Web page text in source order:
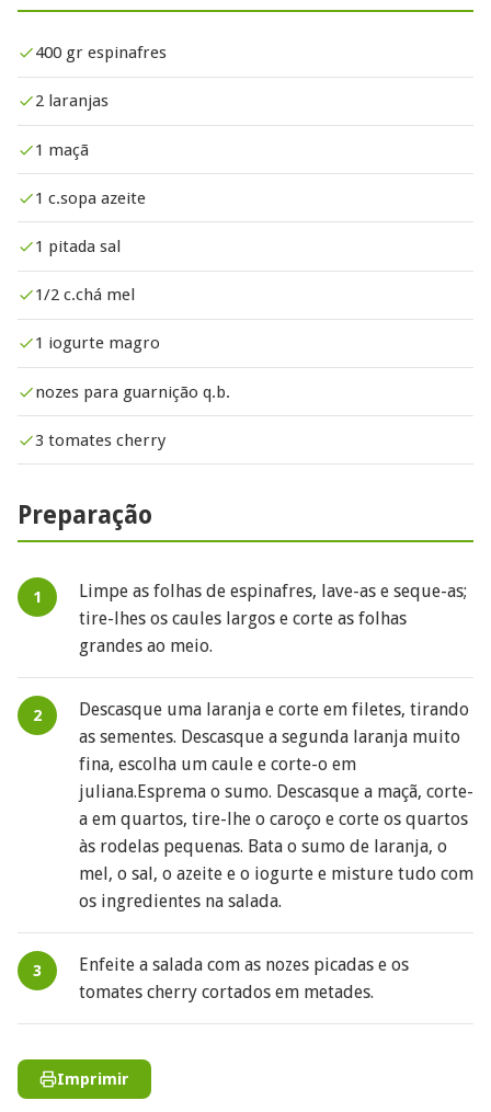
400 gr espinafres
2 laranjas
1 maçã
1 c.sopa azeite
1 pitada sal
1/2 c.chá mel
1 iogurte magro
nozes para guarnição q.b.
3 tomates cherry
Preparação
Limpe as folhas de espinafres, lave-as e seque-as;
tire-lhes os caules largos e corte as folhas
grandes ao meio.
Descasque uma laranja e corte em filetes, tirando
as sementes. Descasque a segunda laranja muito
fina, escolha um caule e corte-o em
juliana.Esprema o sumo. Descasque a maçã, corte-
a em quartos, tire-lhe o caroço e corte os quartos
às rodelas pequenas. Bata o sumo de laranja, o
mel, o sal, o azeite e o iogurte e misture tudo com
os ingredientes na salada.
Enfeite a salada com as nozes picadas e os
tomates cherry cortados em metades.
Imprimir